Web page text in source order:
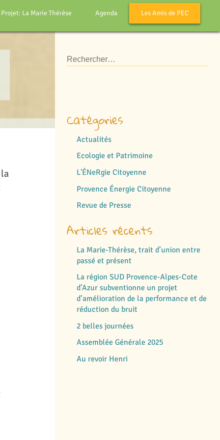
La Marie Thérèse Agenda Les Amis de PEC
Catégories
Actualités
Ecologie et Patrimoine
L'ÉNeRgie Citoyenne
Provence Énergie Citoyenne
Revue de Presse
Articles récents
La Marie-Thérèse, trait d’union entre
passé et présent
La région SUD Provence-Alpes-Cote
d’Azur subventionne un projet
d’amélioration de la performance et de
réduction du bruit
2 belles journées
Assemblée Générale 2025
Au revoir Henri